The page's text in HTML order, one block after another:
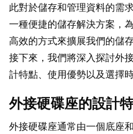
此對於儲存和管理資料的需
一種便捷的儲存解決方案，
高效的方式來擴展我們的儲
接下來，我們將深入探討外
計特點、使用優勢以及選擇
外接硬碟座的設計
外接硬碟座通常由一個底座